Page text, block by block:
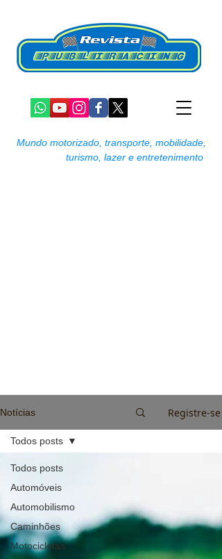
Mundo motorizado, transporte, mobilidade,
turismo, lazer e entretenimento
Notícias Registre-se
Todos posts
Automóveis
Automobilismo
Caminhões
Motocicletas
Todos posts